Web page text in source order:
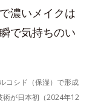
濃いメイクは
で気持ちのい
コシド（保湿）で形成
術が日本初（2024年12